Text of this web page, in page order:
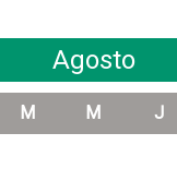
Agosto
M M J